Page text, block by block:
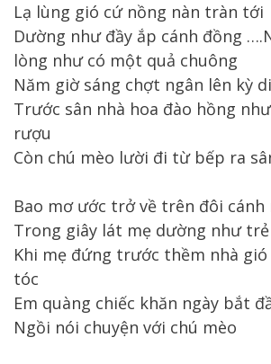
Lạ lùng gió cứ nồng nàn tràn tới
Dường như đầy ắp cánh đồng
lòng như có một quả chuông
Năm giờ sáng chợt ngân lên kỳ
Trước sân nhà hoa đào hồng
rượu
Còn chú mèo lười đi từ bếp ra
Bao mơ ước trở về trên đôi cánh
Trong giây lát mẹ dường như
Khi mẹ đứng trước thềm nhà
tóc
Em quàng chiếc khăn ngày bắt
Ngồi nói chuyện với chú mèo